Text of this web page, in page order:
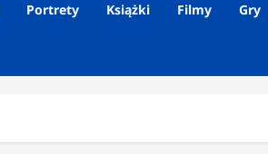
Portrety Książki Filmy Gry